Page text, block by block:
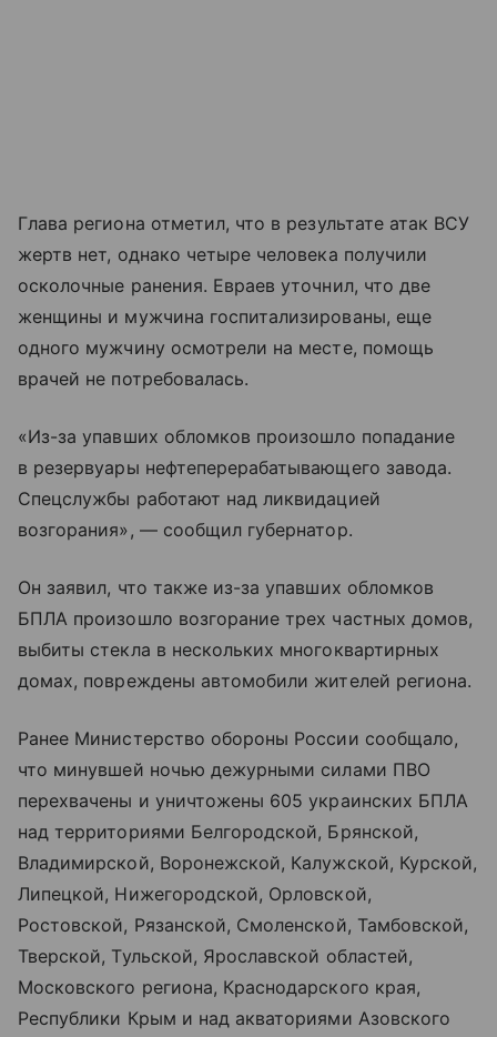
Глава региона отметил, что в результате атак ВСУ
жертв нет, однако четыре человека получили
осколочные ранения. Евраев уточнил, что две
женщины и мужчина госпитализированы, еще
одного мужчину осмотрели на месте, помощь
врачей не потребовалась.
«Из-за упавших обломков произошло попадание
в резервуары нефтеперерабатывающего завода.
Спецслужбы работают над ликвидацией
возгорания», — сообщил губернатор.
Он заявил, что также из-за упавших обломков
БПЛА произошло возгорание трех частных домов,
выбиты стекла в нескольких многоквартирных
домах, повреждены автомобили жителей региона.
Ранее Министерство обороны России сообщало,
что минувшей ночью дежурными силами ПВО
перехвачены и уничтожены 605 украинских БПЛА
над территориями Белгородской, Брянской,
Владимирской, Воронежской, Калужской, Курской,
Липецкой, Нижегородской, Орловской,
Ростовской, Рязанской, Смоленской, Тамбовской,
Тверской, Тульской, Ярославской областей,
Московского региона, Краснодарского края,
Республики Крым и над акваториями Азовского